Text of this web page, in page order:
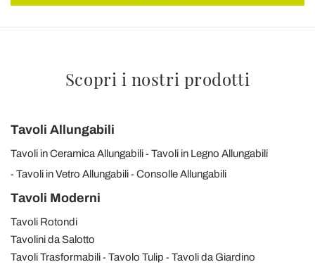
Scopri i nostri prodotti
Tavoli Allungabili
Tavoli in Ceramica Allungabili
Tavoli in Legno Allungabili
Tavoli in Vetro Allungabili
Consolle Allungabili
Tavoli Moderni
Tavoli Rotondi
Tavolini da Salotto
Tavoli Trasformabili
Tavolo Tulip Tavoli da Giardino